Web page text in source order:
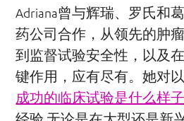
Adriana曾与辉瑞、罗氏和
药公司合作，从领先的肿
到监督试验安全性，以及
键作用，应有尽有。她对
成功的临床试验是什么样子